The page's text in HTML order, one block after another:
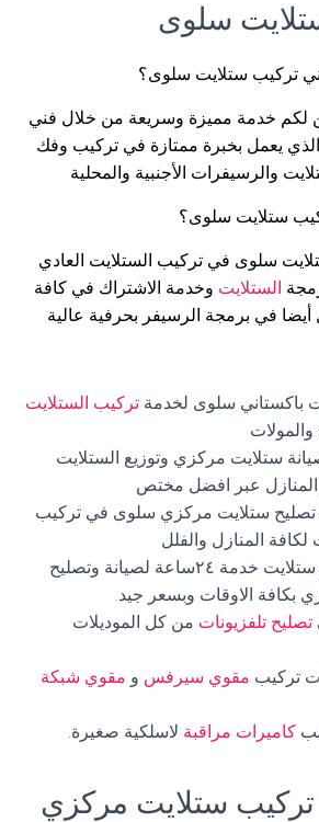
سلوى
تركيب ستلايت سلوى؟
خدمة مميزة وسريعة من خلال فني
يعمل بخبرة ممتازة في تركيب وفك
والرسيفرات الأجنبية والمحلية
ستلايت سلوى؟
سلوى في تركيب الستلايت العادي
الستلايت وخدمة الاشتراك في كافة
أيضا في برمجة الرسيفر بحرفية عالية
باكستاني سلوى لخدمة تركيب الستلايت
والمولات
ستلايت مركزي وتوزيع الستلايت
المنازل عبر افضل مختص
تصليح ستلايت مركزي سلوى في تركيب
لكافة المنازل والفلل
نوفر فني تصليح ستلايت خدمة ٢٤ساعة لصيانة وتصليح
بكافة الاوقات وبسعر جيد.
تصليح تلفزيونات من كل الموديلات
تركيب مقوي سيرفس و مقوي شبكة
كاميرات مراقبة لاسلكية صغيرة.
ستلايت مركزي